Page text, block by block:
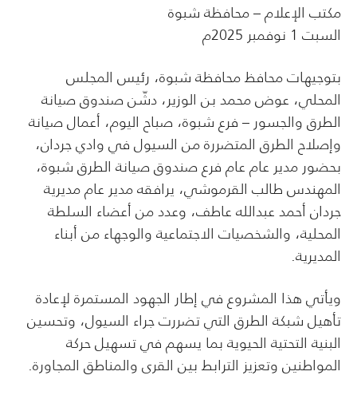
مكتب الإعلام – محافظة شبوة
السبت 1 نوفمبر 2025م
بتوجيهات محافظ محافظة شبوة، رئيس المجلس
المحلي، عوض محمد بن الوزير، دشّن صندوق صيانة
الطرق والجسور – فرع شبوة، صباح اليوم، أعمال صيانة
وإصلاح الطرق المتضررة من السيول في وادي جردان،
بحضور مدير عام عام فرع صندوق صيانة الطرق شبوة،
المهندس طالب القرموشي، يرافقه مدير عام مديرية
جردان أحمد عبدالله عاطف، وعدد من أعضاء السلطة
المحلية، والشخصيات الاجتماعية والوجهاء من أبناء
المديرية.
ويأتي هذا المشروع في إطار الجهود المستمرة لإعادة
تأهيل شبكة الطرق التي تضررت جراء السيول، وتحسين
البنية التحتية الحيوية بما يسهم في تسهيل حركة
المواطنين وتعزيز الترابط بين القرى والمناطق المجاورة.